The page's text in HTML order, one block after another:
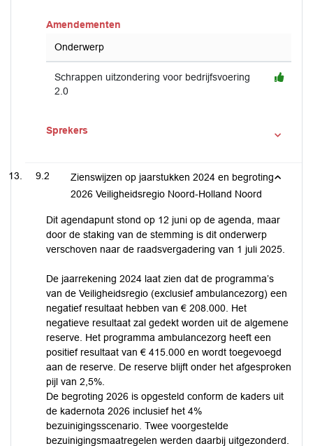
Amendementen
Onderwerp
Schrappen uitzondering voor bedrijfsvoering
2.0
Sprekers
9.2
Zienswijzen op jaarstukken 2024 en begroting
2026 Veiligheidsregio Noord-Holland Noord
Dit agendapunt stond op 12 juni op de agenda, maar
door de staking van de stemming is dit onderwerp
verschoven naar de raadsvergadering van 1 juli 2025.
De jaarrekening 2024 laat zien dat de programma’s
van de Veiligheidsregio (exclusief ambulancezorg) een
negatief resultaat hebben van € 208.000. Het
negatieve resultaat zal gedekt worden uit de algemene
reserve. Het programma ambulancezorg heeft een
positief resultaat van € 415.000 en wordt toegevoegd
aan de reserve. De reserve blijft onder het afgesproken
pijl van 2,5%.
De begroting 2026 is opgesteld conform de kaders uit
de kadernota 2026 inclusief het 4%
bezuinigingsscenario. Twee voorgestelde
bezuinigingsmaatregelen werden daarbij uitgezonderd.